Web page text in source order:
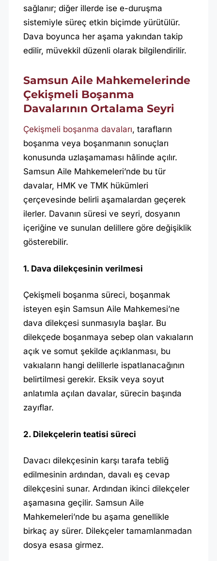
sağlanır; diğer illerde ise e-duruşma
sistemiyle süreç etkin biçimde yürütülür.
Dava boyunca her aşama yakından takip
edilir, müvekkil düzenli olarak bilgilendirilir.
Samsun Aile Mahkemelerinde
Çekişmeli Boşanma
Davalarının Ortalama Seyri
Çekişmeli boşanma davaları, tarafların
boşanma veya boşanmanın sonuçları
konusunda uzlaşamaması hâlinde açılır.
Samsun Aile Mahkemeleri’nde bu tür
davalar, HMK ve TMK hükümleri
çerçevesinde belirli aşamalardan geçerek
ilerler. Davanın süresi ve seyri, dosyanın
içeriğine ve sunulan delillere göre değişiklik
gösterebilir.
1. Dava dilekçesinin verilmesi
Çekişmeli boşanma süreci, boşanmak
isteyen eşin Samsun Aile Mahkemesi’ne
dava dilekçesi sunmasıyla başlar. Bu
dilekçede boşanmaya sebep olan vakıaların
açık ve somut şekilde açıklanması, bu
vakıaların hangi delillerle ispatlanacağının
belirtilmesi gerekir. Eksik veya soyut
anlatımla açılan davalar, sürecin başında
zayıflar.
2. Dilekçelerin teatisi süreci
Davacı dilekçesinin karşı tarafa tebliğ
edilmesinin ardından, davalı eş cevap
dilekçesini sunar. Ardından ikinci dilekçeler
aşamasına geçilir. Samsun Aile
Mahkemeleri’nde bu aşama genellikle
birkaç ay sürer. Dilekçeler tamamlanmadan
dosya esasa girmez.